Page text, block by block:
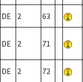
DE 2 63
DE 2 71
DE 2 72